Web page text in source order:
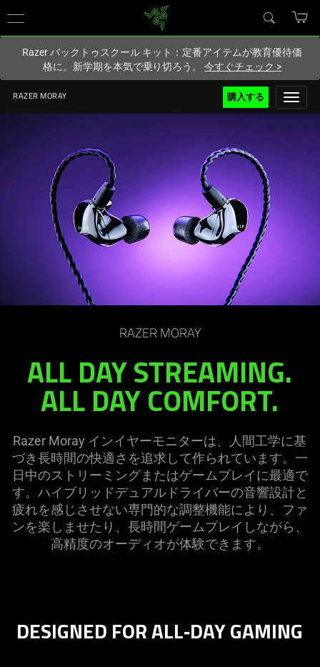
サイトにアクセスしています.
Razer バックトゥスクール キット：定番アイテムが教育優待価
格に。新学期を本気で乗り切ろう。今すぐチェック >
RAZER MORAY 購入する
RAZER MORAY
ALL DAY STREAMING.
ALL DAY COMFORT.
Razer Moray インイヤーモニターは、人間工学に基
づき長時間の快適さを追求して作られています。一
日中のストリーミングまたはゲームプレイに最適で
す。ハイブリッドデュアルドライバーの音響設計と
疲れを感じさせない専門的な調整機能により、ファ
ンを楽しませたり、長時間ゲームプレイしながら、
高精度のオーディオが体験できます。
DESIGNED FOR ALL‑DAY GAMING